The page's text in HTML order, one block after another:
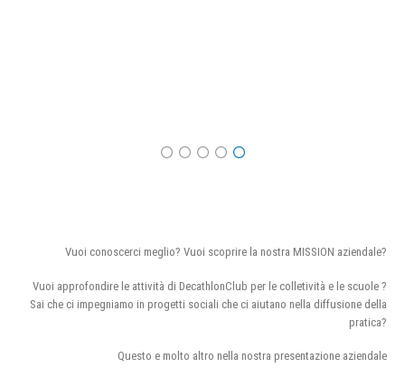
Vuoi conoscerci meglio? Vuoi scoprire la nostra MISSION aziendale?
Vuoi approfondire le attività di DecathlonClub per le colletività e le scuole ?
Sai che ci impegniamo in progetti sociali che ci aiutano nella diffusione della
pratica?
Questo e molto altro nella nostra presentazione aziendale